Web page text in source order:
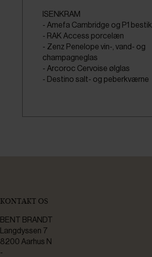
ISENKRAM
- Amefa Cambridge og P1 bestik
- RAK Access porcelæn
- Zenz Penelope vin-, vand- og
champagneglas
- Arcoroc Cervoise ølglas
- Destino salt- og peberkværne
KONTAKT OS
BENT BRANDT
Langdyssen 7
8200 Aarhus N
-